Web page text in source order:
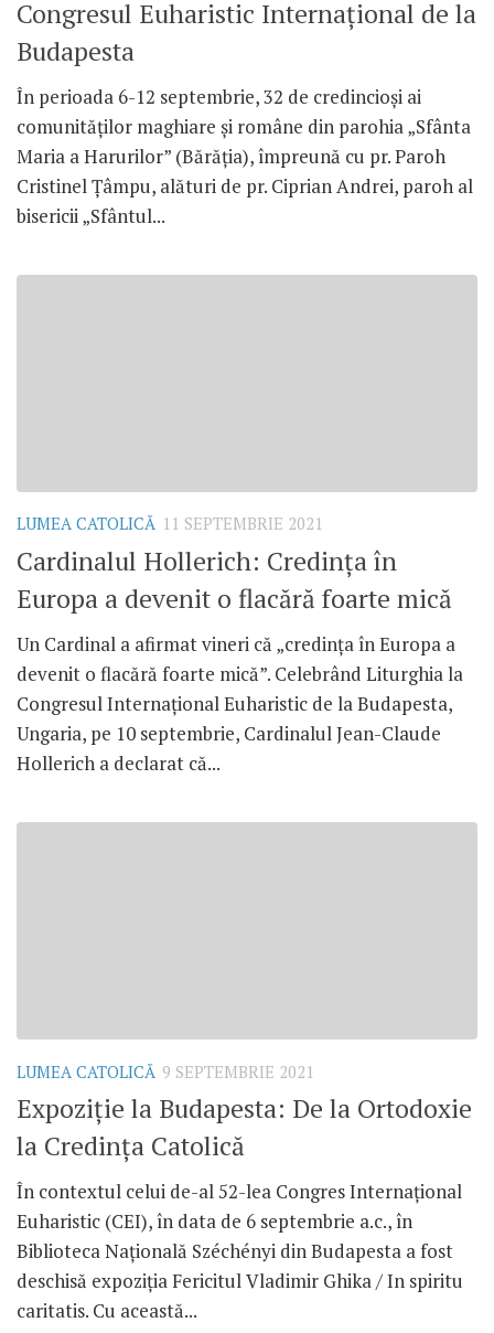
Congresul Euharistic Internațional de la
Budapesta
În perioada 6-12 septembrie, 32 de credincioși ai
comunităților maghiare și române din parohia „Sfânta
Maria a Harurilor” (Bărăția), împreună cu pr. Paroh
Cristinel Țâmpu, alături de pr. Ciprian Andrei, paroh al
bisericii „Sfântul...
LUMEA CATOLICĂ 11 SEPTEMBRIE 2021
Cardinalul Hollerich: Credința în
Europa a devenit o flacără foarte mică
Un Cardinal a afirmat vineri că „credința în Europa a
devenit o flacără foarte mică”. Celebrând Liturghia la
Congresul Internațional Euharistic de la Budapesta,
Ungaria, pe 10 septembrie, Cardinalul Jean-Claude
Hollerich a declarat că...
LUMEA CATOLICĂ 9 SEPTEMBRIE 2021
Expoziție la Budapesta: De la Ortodoxie
la Credința Catolică
În contextul celui de-al 52-lea Congres Internațional
Euharistic (CEI), în data de 6 septembrie a.c., în
Biblioteca Națională Széchényi din Budapesta a fost
deschisă expoziția Fericitul Vladimir Ghika / In spiritu
caritatis. Cu această...